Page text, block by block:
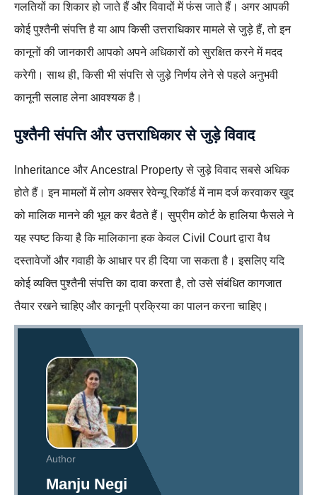
गलतियों का शिकार हो जाते हैं और विवादों में फंस जाते हैं। अगर आपकी
कोई पुश्तैनी संपत्ति है या आप किसी उत्तराधिकार मामले से जुड़े हैं, तो इन
कानूनों की जानकारी आपको अपने अधिकारों को सुरक्षित करने में मदद
करेगी। साथ ही, किसी भी संपत्ति से जुड़े निर्णय लेने से पहले अनुभवी
कानूनी सलाह लेना आवश्यक है।
पुश्तैनी संपत्ति और उत्तराधिकार से जुड़े विवाद
Inheritance और Ancestral Property से जुड़े विवाद सबसे अधिक
होते हैं। इन मामलों में लोग अक्सर रेवेन्यू रिकॉर्ड में नाम दर्ज करवाकर खुद
को मालिक मानने की भूल कर बैठते हैं। सुप्रीम कोर्ट के हालिया फैसले ने
यह स्पष्ट किया है कि मालिकाना हक केवल Civil Court द्वारा वैध
दस्तावेजों और गवाही के आधार पर ही दिया जा सकता है। इसलिए यदि
कोई व्यक्ति पुश्तैनी संपत्ति का दावा करता है, तो उसे संबंधित कागजात
तैयार रखने चाहिए और कानूनी प्रक्रिया का पालन करना चाहिए।
Author
Manju Negi